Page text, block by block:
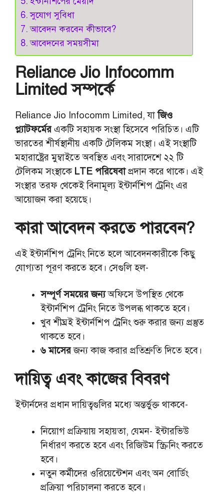
সুযোগ সুবিধা
আবেদন করবেন কীভাবে?
আবেদনের সময়সীমা
Reliance Jio Infocomm
Limited সম্পর্কে
Reliance Jio Infocomm Limited, যাজিও
প্ল্যাটফর্মেরএকটি সহায়ক সংস্থা হিসেবে পরিচিত। এটি
ভারতের শীর্ষস্থানীয় একটি টেলিকম সংস্থা। এই সংস্থাটি
মহারাষ্ট্রের মুম্বাইতে অবস্থিত এবং সারাদেশে ২২ টি
টেলিকম সংস্থাকেLTE পরিষেবাপ্রদান করে থাকে। এই
সংস্থার তরফ থেকেই বিনামূল্য ইন্টার্নশিপ ট্রেনিং এর
আয়োজন করা হয়েছে।
কারা আবেদন করতে পারবেন?
এই ইন্টার্নশিপ ট্রেনিং নিতে হলে আবেদনকারীকে কিছু
যোগ্যতা পূরণ করতে হবে। সেগুলি হল-
সম্পূর্ণ সময়ের জন্যঅফিসে উপস্থিত থেকে
ইন্টার্নশিপ ট্রেনিং নিতে উপলব্ধ থাকতে হবে।
খুব শীঘ্রই ইন্টার্নশিপ ট্রেনিং শুরু করার জন্য প্রস্তুত
থাকতে হবে।
৬ মাসেরজন্য কাজ করার প্রতিশ্রুতি দিতে হবে।
দায়িত্ব এবং কাজের বিবরণ
ইন্টার্নদের প্রধান দায়িত্বগুলির মধ্যে অন্তর্ভুক্ত থাকবে-
নিয়োগ প্রক্রিয়ায় সহায়তা, যেমন- ইন্টারভিউ
নির্ধারণ করতে হবে এবং রিজিউম স্ক্রিনিং করতে
হবে।
নতুন কর্মীদের ওরিয়েন্টেশন এবং অন বোর্ডিং
প্রক্রিয়া পরিচালনা করতে হবে।